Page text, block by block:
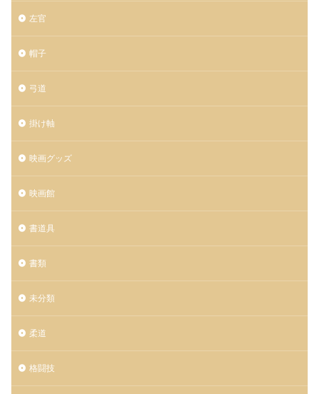
左官
帽子
弓道
掛け軸
映画グッズ
映画館
書道具
書類
未分類
柔道
格闘技